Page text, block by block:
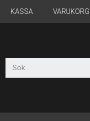
KASSA VARUKORG